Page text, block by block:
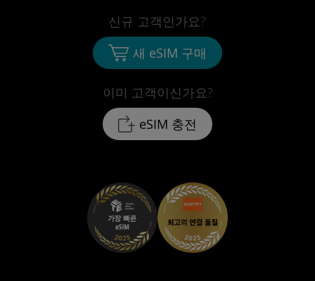
이미 고객이신가요?
eSIM 충전
신규 고객인가요?
새 eSIM 구매